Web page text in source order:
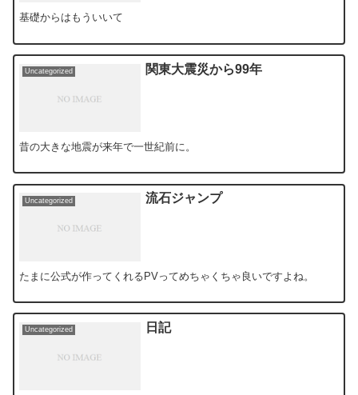
基礎からはもういいて
Uncategorized 関東大震災から99年
昔の大きな地震が来年で一世紀前に。
Uncategorized 流石ジャンプ
たまに公式が作ってくれるPVってめちゃくちゃ良いですよね。
Uncategorized 日記